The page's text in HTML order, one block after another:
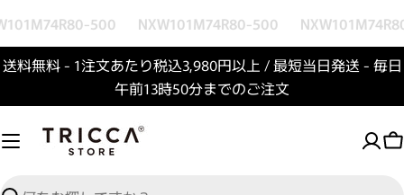
500 NXW101M74R80-500
送料無料 - 1注文あたり税込3,980円以上 / 最短当日発送 - 毎日
午前13時50分までのご注文